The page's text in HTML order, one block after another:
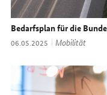
Bedarfsplan für die
Datum:
06.05.2025 Thema:
Mobilität